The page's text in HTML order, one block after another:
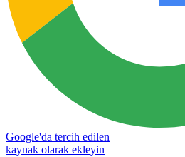
Google'da tercih edilen
kaynak olarak ekleyin